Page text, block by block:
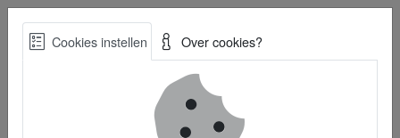
Skip
Best Practices voor een duurzame toekomst
Cookies instellen Over cookies?